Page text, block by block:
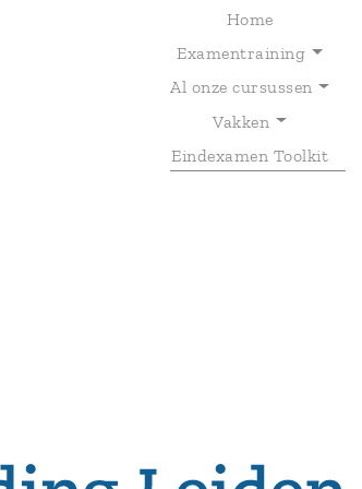
Home
Examentraining
Al onze cursussen
Vakken
Eindexamen Toolkit